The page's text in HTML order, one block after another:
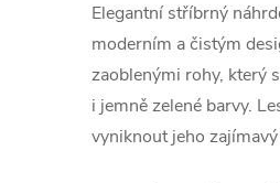
Elegantní stříbrný
moderním a čistým
zaoblenými rohy, který
i jemně zelené barvy.
vyniknout jeho